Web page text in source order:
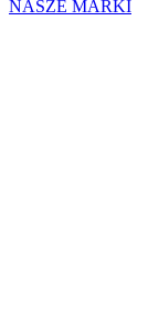
NASZE MARKI